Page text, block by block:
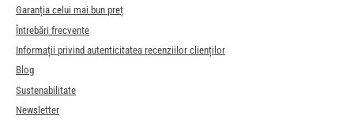
Garanția celui mai bun preț
Întrebări frecvente
Informații privind autenticitatea recenziilor clienților
Blog
Sustenabilitate
Newsletter